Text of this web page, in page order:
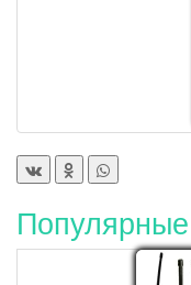
Популярные